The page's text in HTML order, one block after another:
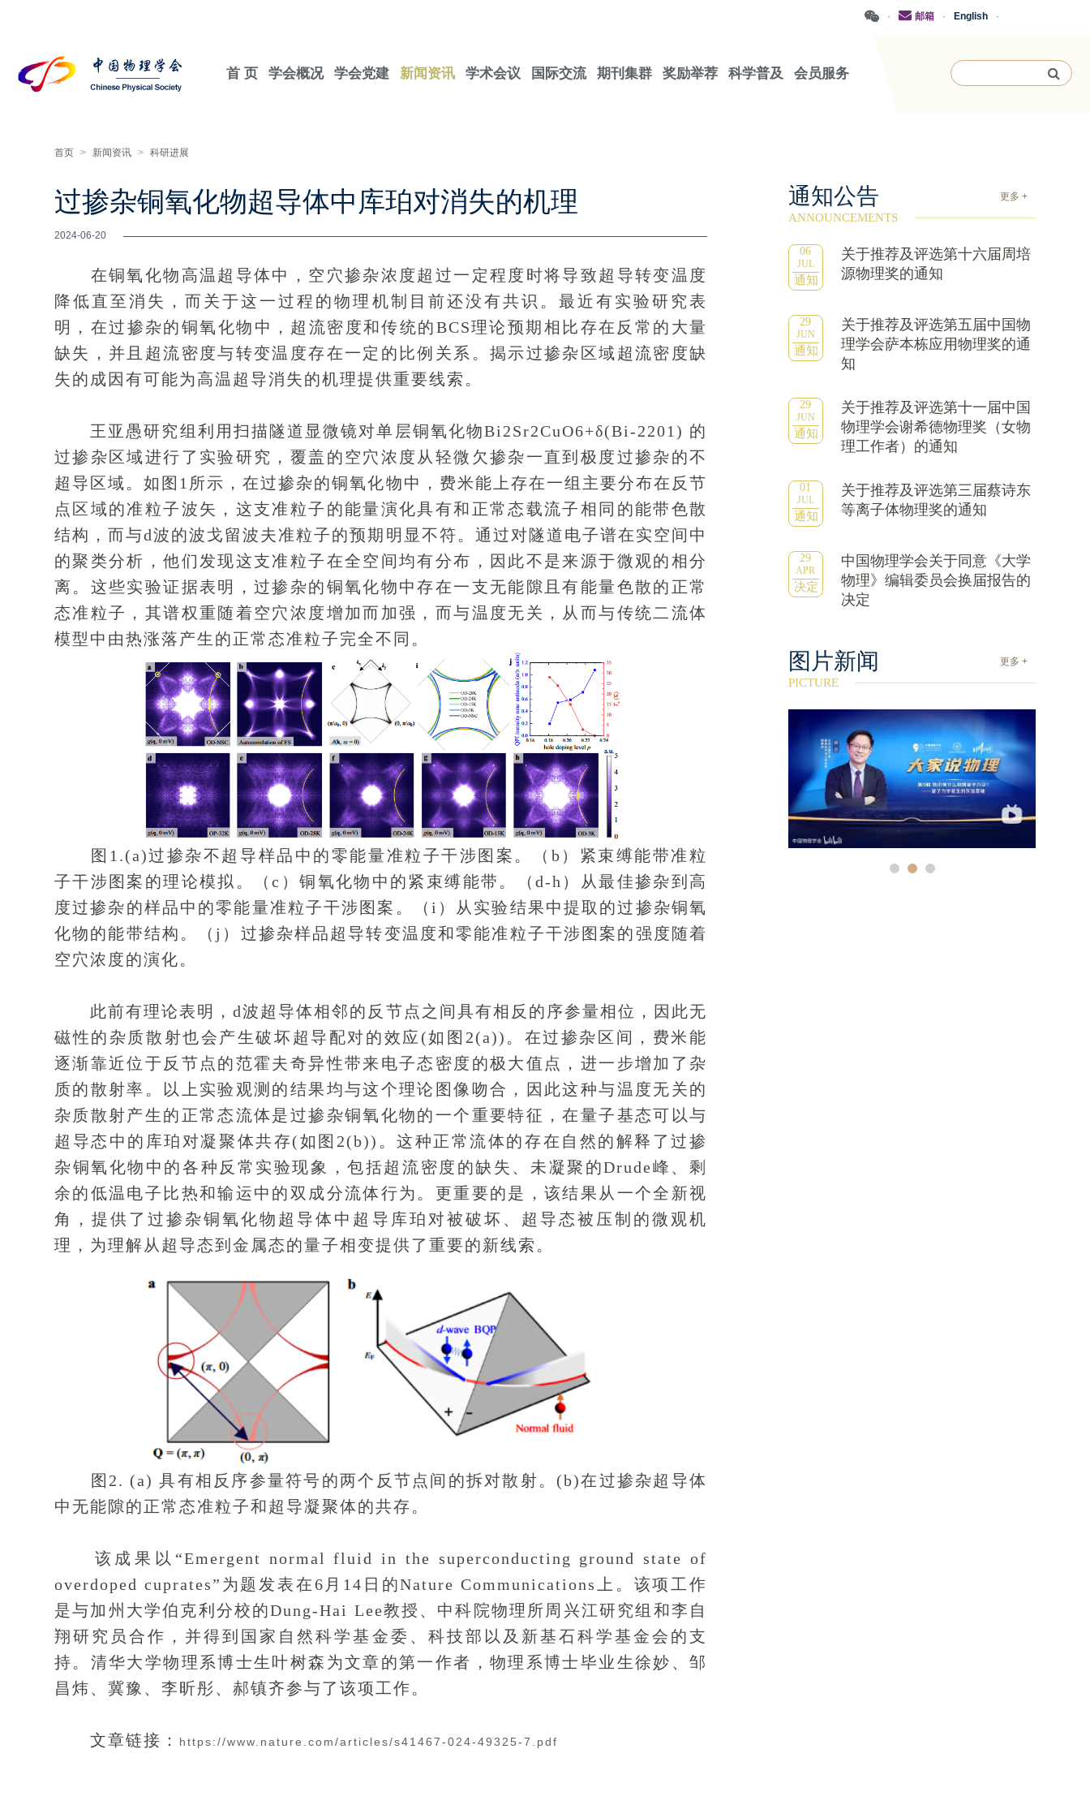
·
English
·
邮箱
·
首 页 学会概况 学会党建 新闻资讯 学术会议 国际交流 期刊集群 奖励举荐 科学普及 会员服务
首页 > 新闻资讯 > 科研进展
过掺杂铜氧化物超导体中库珀对消失的机理
2024-06-20
在铜氧化物高温超导体中，空穴掺杂浓度超过一定程度时将导致超导转变温度
降低直至消失，而关于这一过程的物理机制目前还没有共识。最近有实验研究表
明，在过掺杂的铜氧化物中，超流密度和传统的BCS理论预期相比存在反常的大量
缺失，并且超流密度与转变温度存在一定的比例关系。揭示过掺杂区域超流密度缺
失的成因有可能为高温超导消失的机理提供重要线索。
王亚愚研究组利用扫描隧道显微镜对单层铜氧化物Bi2Sr2CuO6+δ(Bi-2201) 的
过掺杂区域进行了实验研究，覆盖的空穴浓度从轻微欠掺杂一直到极度过掺杂的不
超导区域。如图1所示，在过掺杂的铜氧化物中，费米能上存在一组主要分布在反节
点区域的准粒子波矢，这支准粒子的能量演化具有和正常态载流子相同的能带色散
结构，而与d波的波戈留波夫准粒子的预期明显不符。通过对隧道电子谱在实空间中
的聚类分析，他们发现这支准粒子在全空间均有分布，因此不是来源于微观的相分
离。这些实验证据表明，过掺杂的铜氧化物中存在一支无能隙且有能量色散的正常
态准粒子，其谱权重随着空穴浓度增加而加强，而与温度无关，从而与传统二流体
模型中由热涨落产生的正常态准粒子完全不同。
图1.(a)过掺杂不超导样品中的零能量准粒子干涉图案。（b）紧束缚能带准粒
子干涉图案的理论模拟。（c）铜氧化物中的紧束缚能带。（d-h）从最佳掺杂到高
度过掺杂的样品中的零能量准粒子干涉图案。（i）从实验结果中提取的过掺杂铜氧
化物的能带结构。（j）过掺杂样品超导转变温度和零能准粒子干涉图案的强度随着
空穴浓度的演化。
此前有理论表明，d波超导体相邻的反节点之间具有相反的序参量相位，因此无
磁性的杂质散射也会产生破坏超导配对的效应(如图2(a))。在过掺杂区间，费米能
逐渐靠近位于反节点的范霍夫奇异性带来电子态密度的极大值点，进一步增加了杂
质的散射率。以上实验观测的结果均与这个理论图像吻合，因此这种与温度无关的
杂质散射产生的正常态流体是过掺杂铜氧化物的一个重要特征，在量子基态可以与
超导态中的库珀对凝聚体共存(如图2(b))。这种正常流体的存在自然的解释了过掺
杂铜氧化物中的各种反常实验现象，包括超流密度的缺失、未凝聚的Drude峰、剩
余的低温电子比热和输运中的双成分流体行为。更重要的是，该结果从一个全新视
角，提供了过掺杂铜氧化物超导体中超导库珀对被破坏、超导态被压制的微观机
理，为理解从超导态到金属态的量子相变提供了重要的新线索。
图2. (a) 具有相反序参量符号的两个反节点间的拆对散射。(b)在过掺杂超导体
中无能隙的正常态准粒子和超导凝聚体的共存。
该成果以“Emergent normal fluid in the superconducting ground state of
overdoped cuprates”为题发表在6月14日的Nature Communications上。该项工作
是与加州大学伯克利分校的Dung-Hai Lee教授、中科院物理所周兴江研究组和李自
翔研究员合作，并得到国家自然科学基金委、科技部以及新基石科学基金会的支
持。清华大学物理系博士生叶树森为文章的第一作者，物理系博士毕业生徐妙、邹
昌炜、冀豫、李昕彤、郝镇齐参与了该项工作。
文章链接： https://www.nature.com/articles/s41467-024-49325-7.pdf
通知公告 更多 +
ANNOUNCEMENTS
06
JUL
通知
关于推荐及评选第十六届周培
源物理奖的通知
29
JUN
通知
关于推荐及评选第五届中国物
理学会萨本栋应用物理奖的通
知
29
JUN
通知
关于推荐及评选第十一届中国
物理学会谢希德物理奖（女物
理工作者）的通知
01
JUL
通知
关于推荐及评选第三届蔡诗东
等离子体物理奖的通知
29
APR
决定
中国物理学会关于同意《大学
物理》编辑委员会换届报告的
决定
更多 +
图片新闻
PICTURE